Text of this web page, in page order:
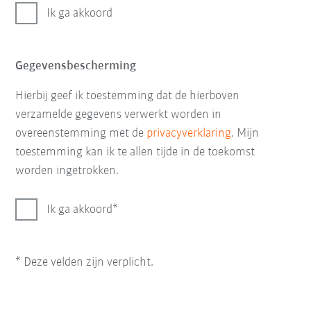
Ik ga akkoord
Gegevensbescherming
Hierbij geef ik toestemming dat de hierboven
verzamelde gegevens verwerkt worden in
overeenstemming met de privacyverklaring. Mijn
toestemming kan ik te allen tijde in de toekomst
worden ingetrokken.
Ik ga akkoord
* Deze velden zijn verplicht.